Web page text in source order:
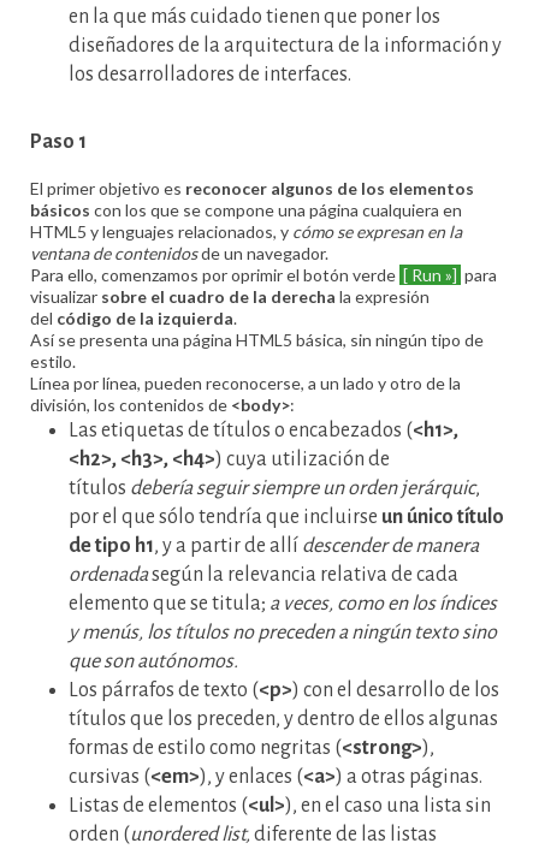
en la que más cuidado tienen que poner los
diseñadores de la arquitectura de la información y
los desarrolladores de interfaces.
Paso 1
El primer objetivo es reconocer algunos de los elementos
básicos con los que se compone una página cualquiera en
HTML5 y lenguajes relacionados, y cómo se expresan en la
ventana de contenidosde un navegador.
Para ello, comenzamos por oprimir el botón verde [ Run »] para
visualizar sobre el cuadro de la derecha la expresión
del código de la izquierda.
Así se presenta una página HTML5 básica, sin ningún tipo de
estilo.
Línea por línea, pueden reconocerse, a un lado y otro de la
división, los contenidos de <body>:
Las etiquetas de títulos o encabezados (<h1>,
<h2>, <h3>, <h4>) cuya utilización de
títulos debería seguir siempre un orden jerárquic,
por el que sólo tendría que incluirse un único título
de tipo h1, y a partir de allí descender de manera
ordenadasegún la relevancia relativa de cada
elemento que se titula; a veces, como en los índices
y menús, los títulos no preceden a ningún texto sino
que son autónomos.
Los párrafos de texto (<p>) con el desarrollo de los
títulos que los preceden, y dentro de ellos algunas
formas de estilo como negritas (<strong>),
cursivas (<em>), y enlaces (<a>) a otras páginas.
Listas de elementos (<ul>), en el caso una lista sin
orden (unordered list, diferente de las listas